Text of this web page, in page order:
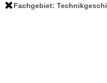
Fachgebiet: